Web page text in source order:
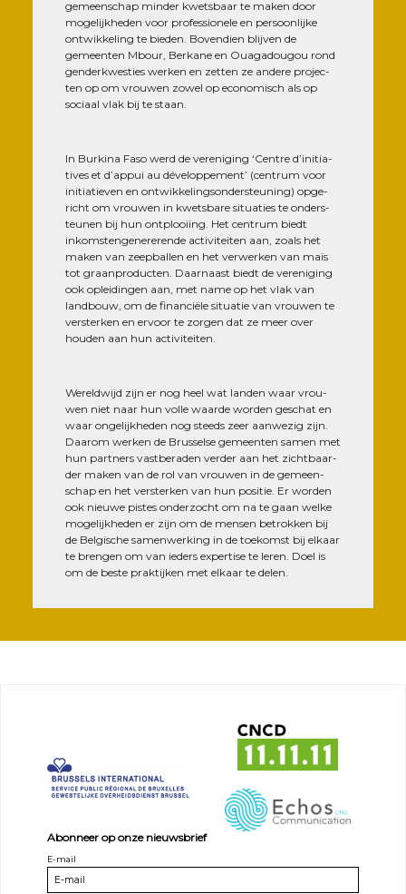
gemeen­schap min­der kwets­baar te maken door
moge­lij­khe­den voor pro­fes­sio­nele en per­soon­lijke
ont­wik­ke­ling te bie­den. Boven­dien bli­j­ven de
gemeen­ten Mbour, Ber­kane en Oua­ga­dou­gou rond
gen­derk­wes­ties wer­ken en zet­ten ze andere pro­jec­
ten op om vrou­wen zowel op eco­no­misch als op
sociaal vlak bij te staan.
In Bur­ki­na Faso werd de vere­ni­ging ‘Centre d’i­ni­tia­
tives et d’ap­pui au déve­lop­pe­ment’ (cen­trum voor
ini­tia­tie­ven en ont­wik­ke­ling­son­ders­teu­ning) opge­
richt om vrou­wen in kwets­bare situa­ties te onders­
teu­nen bij hun ont­plooiing. Het cen­trum biedt
inkom­sten­ge­ne­re­rende acti­vi­tei­ten aan, zoals het
maken van zeep­bal­len en het ver­wer­ken van maïs
tot graan­pro­duc­ten. Daar­naast biedt de vere­ni­ging
ook oplei­din­gen aan, met name op het vlak van
land­bouw, om de finan­ciële situa­tie van vrou­wen te
vers­ter­ken en ervoor te zor­gen dat ze meer over
hou­den aan hun activiteiten.
Wereld­wi­jd zijn er nog heel wat lan­den waar vrou­
wen niet naar hun volle waarde wor­den ges­chat en
waar onge­lij­khe­den nog steeds zeer aan­we­zig zijn.
Daa­rom wer­ken de Brus­selse gemeen­ten samen met
hun part­ners vast­be­ra­den ver­der aan het zicht­baar­
der maken van de rol van vrou­wen in de gemeen­
schap en het vers­ter­ken van hun posi­tie. Er wor­den
ook nieuwe pistes onder­zocht om na te gaan welke
moge­lij­khe­den er zijn om de men­sen betrok­ken bij
de Bel­gische samen­wer­king in de toe­kom­st bij elkaar
te bren­gen om van ieders exper­tise te leren. Doel is
om de beste prak­tij­ken met elkaar te delen.
Abonneer op onze nieuwsbrief
E-mail